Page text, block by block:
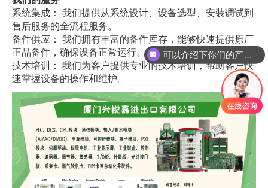
系统集成： 我们提供从系统设计、设备选型、安装调试到
售后服务的全流程服务。
备件供应： 我们拥有丰富的备件库存，能够快速提供原厂
正品备件，确保设备正常运行。
技术培训： 我们为客户提供专业的技术培训，帮助客户快
速掌握设备的操作和维护。
可以介绍下你们的产品么
你们是怎么收费的呢